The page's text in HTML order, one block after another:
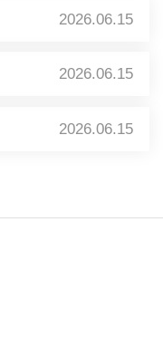
2026.06.15
2026.06.15
2026.06.15